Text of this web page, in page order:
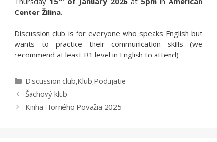
Center Žilina.
Discussion club is for everyone who speaks English but
wants to practice their communication skills (we
recommend at least B1 level in English to attend).
Kategórie
Discussion club,Klub,Podujatie
Šachový klub
Kniha Horného Považia 2025